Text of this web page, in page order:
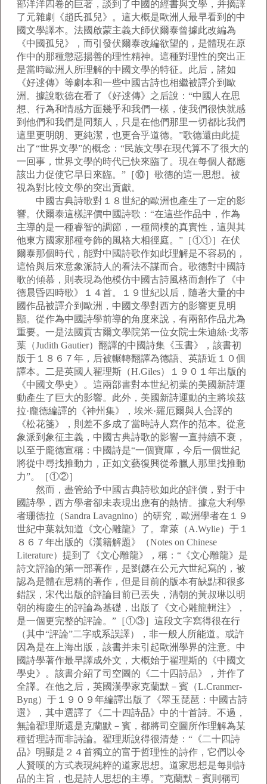
部洋洋四卷的巨著，談到了中國的經書與文學，并摘譯
了元雜劇《趙氏孤兒》。這大概是歐洲人最早看到的中
國文學譯本。法國啟蒙主義大師伏爾泰曾據此改編為
《中國孤兒》，而引發伏爾泰改編欲望的，是體現在原
作中的那種懲惡揚善的理性精神。這種對理性的突出正
是當時歐洲人所理解的中國文學的特征。此后，諸如
《好逑傳》等劇本和一些中國古詩也相繼被譯介到歐
洲。據說歌德在看了《好逑傳》之后說：“中國人在思
想、行為和情感方面幾乎和我們一樣，使我們很快就感
到他們和我們是同類人，只是在他們那里一切都比我們
這里更明朗、更純潔，也更合乎道德。”歌德還由此提
出了“世界文學”的概念：“民族文學在現代算不了很大的
一回事，世界文學的時代已快來臨了。現在每個人都應
該出力促使它早日來臨。”［⑩］歌德的這一思想。被
視為對比較文學的突出貢獻。
中國古典詩歌對１８世紀的歐洲也產生了一定的影
響。伏爾泰這樣評價中國詩歌：“在這些作品中，作為
主導的是一種睿智的調節，一種簡樸的真實性，這與其
他東方國家那種夸飾的風格大相徑庭。”［①①］在伏
爾泰那個時代，能對中國詩歌作如此理解是不容易的，
這恰與后來意象派詩人的看法不謀而合。歌德對中國詩
歌的傾慕，則表現為他模仿中國古詩風格而創作了《中
德晨昏四時歌》１４首。１９世紀以后，隨著大量的中
國作品被譯介到歐洲，中國文學對西方的影響更見明
顯。從作為中國詩學前導的角度來說，有兩部作品尤為
重要。一是法國貢古爾文學院第一位女院士朱迪絲·戈蒂
葉（Judith Gautier）翻譯的中國詩集《玉書》，該書初
版于１８６７年，后被輾轉翻譯為德語、英語近１０個
譯本。二是英國人翟理斯（H.Giles）１９０１年出版的
《中國文學史》。這兩部書對本世紀初葉的美國新詩運
動產生了巨大的影響。此外，美國新詩運動的主將埃茲
拉·龐德編譯的《神州集》，埃米·羅厄爾與人合譯的
《松花箋》，則差不多成了當時詩人寫作的范本。從意
象派到象征主義，中國古典詩歌的影響一直持續不衰，
以至于龐德宣稱：中國詩是“一個寶庫，今后一個世紀
將從中尋找推動力，正如文藝復興從希臘人那里找推動
力”。［①②］
然而，盡管給予中國古典詩歌如此的評價，對于中
國詩學，西方學者卻未表現出應有的熱情。據意大利學
者珊德拉（Sandra Lavagnino）的研究，歐洲學者在１９
世紀中葉就知道《文心雕龍》了。韋萊（A.Wylie）于１
８６７年出版的《漢籍解題》（Notes on Chinese
Literature）提到了《文心雕龍》，稱：“《文心雕龍》是
詩文評論的第一部著作，是劉勰在公元六世紀寫的，被
認為是體在思精的著作，但是目前的版本有缺點和很多
錯誤，宋代出版的評論目前已丟失，清朝的黃叔琳以明
朝的梅慶生的評論為基礎，出版了《文心雕龍輯注》，
是一個更完整的評論。”［①③］這段文字寫得很在行
（其中“評論”二字或系誤譯），非一般人所能道。或許
因為是在上海出版，該書并未引起歐洲學界的注意。中
國詩學著作最早譯成外文，大概始于翟理斯的《中國文
學史》。該書介紹了司空圖的《二十四詩品》，并作了
全譯。在他之后，英國漢學家克蘭默－賓（L.Cranmer-
Byng）于１９０９年編譯出版了《翠玉琵琶：中國古詩
選》，其中選譯了《二十四詩品》中的十首詩。不過，
無論翟理斯還是克蘭默－賓，都將司空圖所作理解為某
種哲理詩而非詩論。翟理斯說得很清楚：“《二十四詩
品》明顯是２４首獨立的富于哲理性的詩作，它們以令
人贊嘆的方式表現純粹的道家思想。道家思想是每則詩
品的主旨，也是詩人思想的主導。”克蘭默－賓則稱司